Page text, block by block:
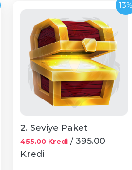
13%
2. Seviye Paket
455.00 Kredi / 395.00
Kredi